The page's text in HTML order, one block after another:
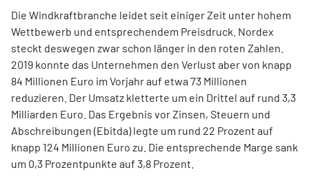
Die Windkraftbranche leidet seit einiger Zeit unter hohem
Wettbewerb und entsprechendem Preisdruck. Nordex
steckt deswegen zwar schon länger in den roten Zahlen.
2019 konnte das Unternehmen den Verlust aber von knapp
84 Millionen Euro im Vorjahr auf etwa 73 Millionen
reduzieren. Der Umsatz kletterte um ein Drittel auf rund 3,3
Milliarden Euro. Das Ergebnis vor Zinsen, Steuern und
Abschreibungen (Ebitda) legte um rund 22 Prozent auf
knapp 124 Millionen Euro zu. Die entsprechende Marge sank
um 0,3 Prozentpunkte auf 3,8 Prozent.